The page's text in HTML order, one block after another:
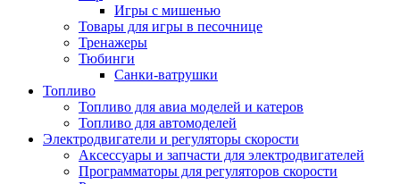
Игры с мишенью
Товары для игры в песочнице
Тренажеры
Тюбинги
Санки-ватрушки
Топливо
Топливо для авиа моделей и катеров
Топливо для автомоделей
Электродвигатели и регуляторы скорости
Аксессуары и запчасти для электродвигателей
Программаторы для регуляторов скорости